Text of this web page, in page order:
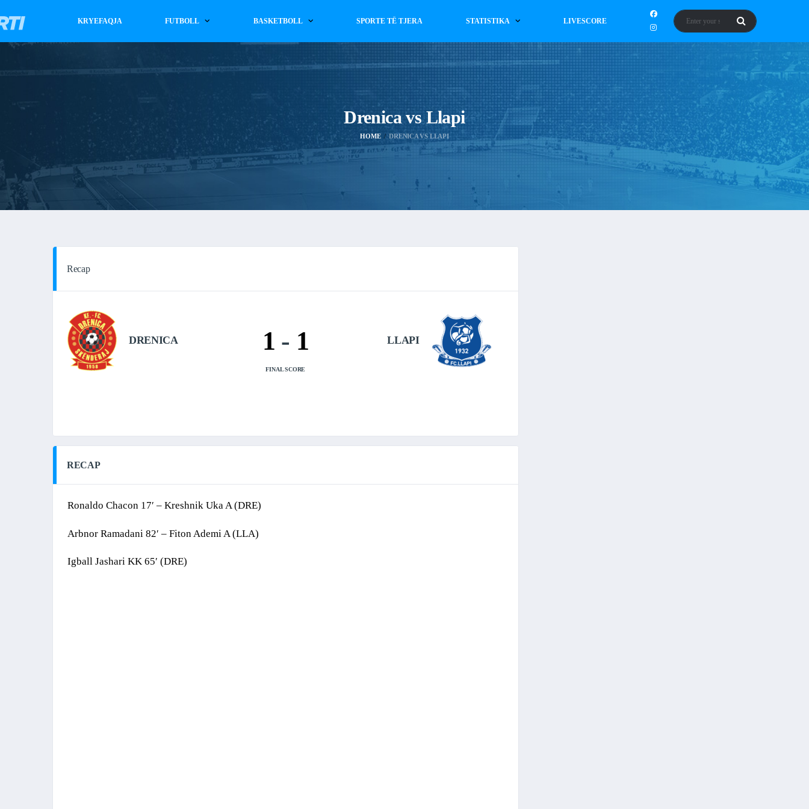
KRYEFAQJA FUTBOLL BASKETBOLL SPORTE TË TJERA STATISTIKA LIVESCORE
Drenica vs Llapi
HOME DRENICA VS LLAPI
Recap
DRENICA LLAPI
1 - 1
FINAL SCORE
RECAP
Ronaldo Chacon 17′ – Kreshnik Uka A (DRE)
Arbnor Ramadani 82′ – Fiton Ademi A (LLA)
Igball Jashari KK 65′ (DRE)